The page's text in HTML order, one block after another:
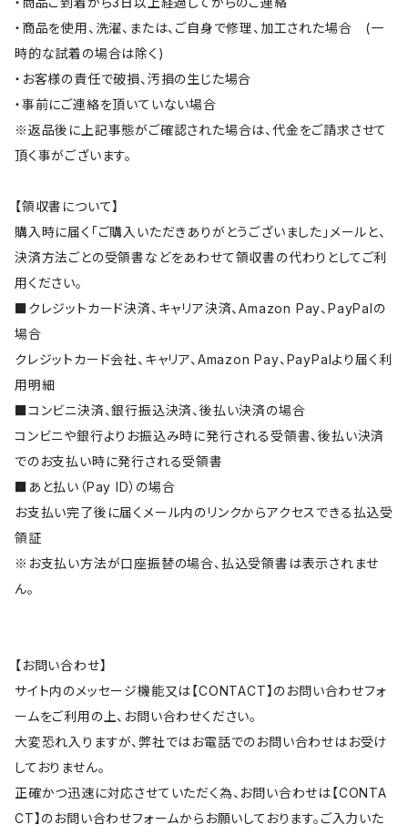
・商品を使用、洗濯、または、ご自身で修理、加工された場合 (一
時的な試着の場合は除く)
・お客様の責任で破損、汚損の生じた場合
・事前にご連絡を頂いていない場合
※返品後に上記事態がご確認された場合は、代金をご請求させて
頂く事がございます。
【領収書について】
購入時に届く「ご購入いただきありがとうございました」メールと、
決済方法ごとの受領書などをあわせて領収書の代わりとしてご利
用ください。
■クレジットカード決済、キャリア決済、Amazon Pay、PayPalの
場合
クレジットカード会社、キャリア、Amazon Pay、PayPalより届く利
用明細
■コンビニ決済、銀行振込決済、後払い決済の場合
コンビニや銀行よりお振込み時に発行される受領書、後払い決済
でのお支払い時に発行される受領書
■あと払い（Pay ID）の場合
お支払い完了後に届くメール内のリンクからアクセスできる払込受
領証
※お支払い方法が口座振替の場合、払込受領書は表示されませ
ん。
【お問い合わせ】
サイト内のメッセージ機能又は【CONTACT】のお問い合わせフォ
ームをご利用の上、お問い合わせください。
大変恐れ入りますが、弊社ではお電話でのお問い合わせはお受け
しておりません。
正確かつ迅速に対応させていただく為、お問い合わせは【CONTA
CT】のお問い合わせフォームからお願いしております。ご入力いた